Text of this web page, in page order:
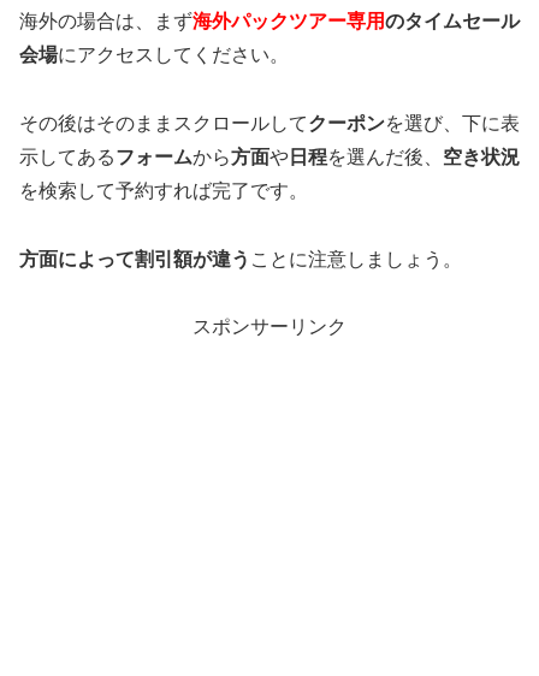
海外の場合は、まず海外パックツアー専用のタイムセール
会場にアクセスしてください。
その後はそのままスクロールしてクーポンを選び、下に表
示してあるフォームから方面や 日程を選んだ後、 空き状況
を検索して予約すれば完了です。
方面によって割引額が違う ことに注意しましょう。
スポンサーリンク